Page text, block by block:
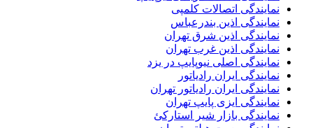
نمایندگی اتصالات کلمپی
نمایندگی اذین بندرعباس
نمایندگی اذین شرق تهران
نمایندگی اذین غرب تهران
نمایندگی اصلی نیوپایپ در یزد
نمایندگی ایران رادیاتور
نمایندگی ایران رادیاتور تهران
نمایندگی ایزی پایپ تهران
نمایندگی بازار شیر استارکئ